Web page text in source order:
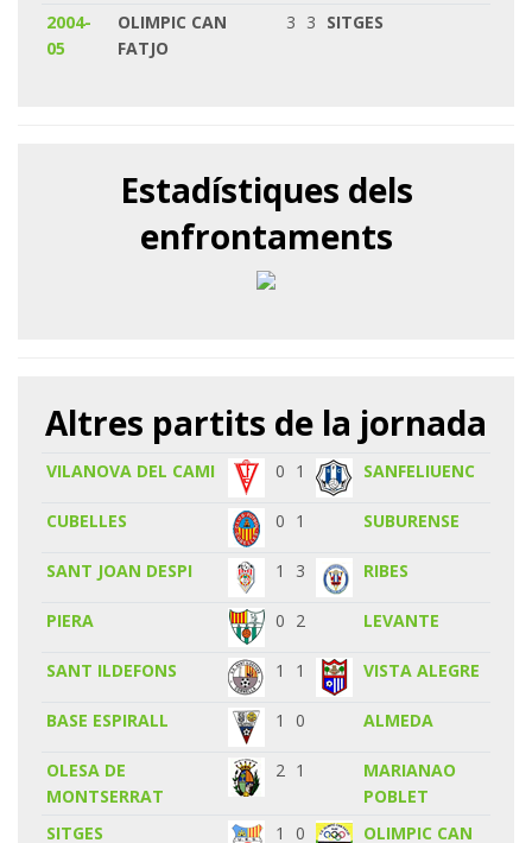
2004-
05
OLIMPIC CAN
FATJO
3 3 SITGES
Estadístiques dels
enfrontaments
Altres partits de la jornada
VILANOVA DEL CAMI 0 1 SANFELIUENC
CUBELLES 0 1 SUBURENSE
SANT JOAN DESPI 1 3 RIBES
PIERA 0 2 LEVANTE
SANT ILDEFONS 1 1 VISTA ALEGRE
BASE ESPIRALL 1 0 ALMEDA
OLESA DE
MONTSERRAT
2 1
MARIANAO
POBLET
SITGES
1 0 OLIMPIC CAN